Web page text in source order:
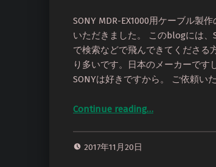
SONY MDR-EX1000用ケーブル製
いただきました。 このblogには、
で検索などで飛んできてくださる
り多いです。日本のメーカーです
SONYは好きですから。 ご依頼い
Continue reading
“SONY MDR-EX1000用ケーブル オヤイデ4N純銀撚り線＆PureOCCツイスト 130cm”
…
2017年11月20日